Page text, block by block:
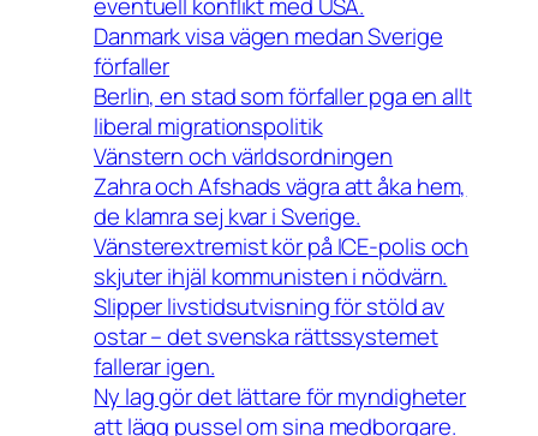
eventuell konflikt med USA.
Danmark visa vägen medan Sverige
förfaller
Berlin, en stad som förfaller pga en allt
liberal migrationspolitik
Vänstern och världsordningen
Zahra och Afshads vägra att åka hem,
de klamra sej kvar i Sverige.
Vänsterextremist kör på ICE-polis och
skjuter ihjäl kommunisten i nödvärn.
Slipper livstidsutvisning för stöld av
ostar – det svenska rättssystemet
fallerar igen.
Ny lag gör det lättare för myndigheter
att lägg pussel om sina medborgare.